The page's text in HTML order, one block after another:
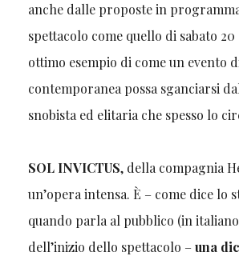
anche dalle proposte in
spettacolo come quello di sabato
ottimo esempio di come un evento
contemporanea possa sganciarsi
snobista ed elitaria che spesso lo
SOL INVICTUS, della compagnia
un’opera intensa. È – come dice lo
quando parla al pubblico (in
dell’inizio dello spettacolo –una